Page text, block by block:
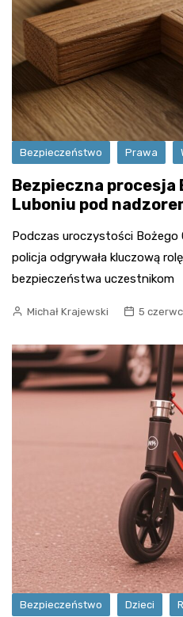
Bezpieczeństwo Prawa
Bezpieczna procesja
Luboniu pod
Podczas uroczystości Bożego
policja odgrywała kluczową
bezpieczeństwa uczestnikom
Michał Krajewski 5
Bezpieczeństwo Dzieci